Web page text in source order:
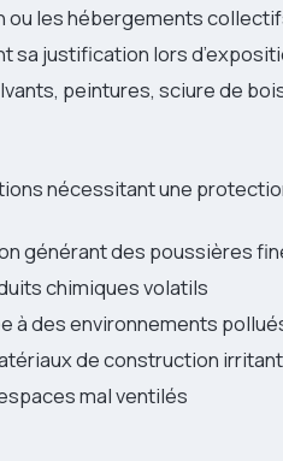
ou les hébergements
sa justification lors
peintures, sciure de
nécessitant une
générant des poussières
chimiques volatils
à des environnements
de construction
mal ventilés